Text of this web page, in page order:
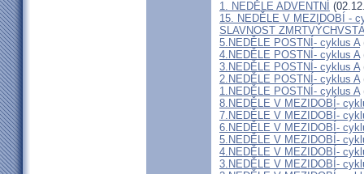
1. NEDĚLE ADVENTNÍ
15. NEDĚLE V MEZIDOBÍ -
SLAVNOST
5.NEDĚLE POSTNÍ- cyklus A
4.NEDĚLE POSTNÍ- cyklus A
3.NEDĚLE POSTNÍ- cyklus A
2.NEDĚLE POSTNÍ- cyklus A
1.NEDĚLE POSTNÍ- cyklus A
8.NEDĚLE V MEZIDOBÍ-
7.NEDĚLE V MEZIDOBÍ-
6.NEDĚLE V MEZIDOBÍ-
5.NEDĚLE V MEZIDOBÍ-
4.NEDĚLE V MEZIDOBÍ-
3.NEDĚLE V MEZIDOBÍ-